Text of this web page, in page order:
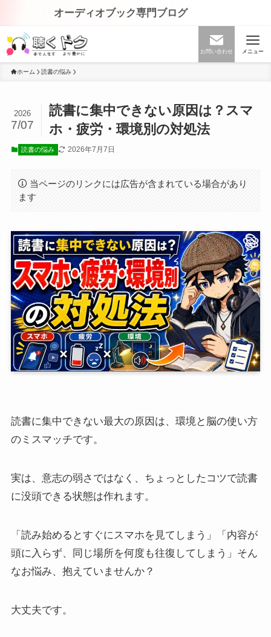
オーディオブック専門ブログ
お問い合わせ メニュー
ホーム 読書の悩み
読書に集中できない原因は？スマ
ホ・疲労・環境別の対処法
2026
7/07
読書の悩み 2026年7月7日
当ページのリンクには広告が含まれている場合があり
ます
読書に集中できない最大の原因は、環境と脳の使い方
のミスマッチです。
実は、意志の弱さではなく、ちょっとしたコツで読書
に没頭できる状態は作れます。
「読み始めるとすぐにスマホを見てしまう」「内容が
頭に入らず、同じ場所を何度も往復してしまう」そん
なお悩み、抱えていませんか？
大丈夫です。